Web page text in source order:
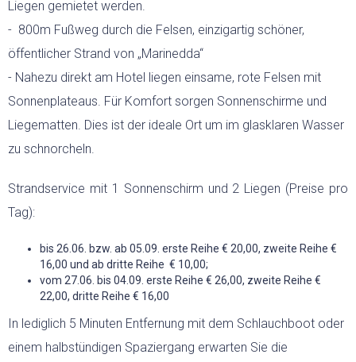
Liegen gemietet werden.
- 800m Fußweg durch die Felsen, einzigartig schöner,
öffentlicher Strand von „Marinedda“
- Nahezu direkt am Hotel liegen einsame, rote Felsen mit
Sonnenplateaus. Für Komfort sorgen Sonnenschirme und
Liegematten. Dies ist der ideale Ort um im glasklaren Wasser
zu schnorcheln.
Strandservice mit 1 Sonnenschirm und 2 Liegen (Preise pro
Tag):
bis 26.06. bzw. ab 05.09. erste Reihe € 20,00, zweite Reihe €
16,00 und ab dritte Reihe € 10,00;
vom 27.06. bis 04.09. erste Reihe € 26,00, zweite Reihe €
22,00, dritte Reihe € 16,00
In lediglich 5 Minuten Entfernung mit dem Schlauchboot oder
einem halbstündigen Spaziergang erwarten Sie die